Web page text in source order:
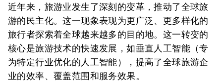
近年来，旅游业发生了深刻的变革，推动了全球旅
游的民主化。这一现象表现为更广泛、更多样化的
旅行者探索着全球越来越多的目的地。这一转变的
核心是旅游技术的快速发展，如垂直人工智能（专
为特定行业优化的人工智能），提高了全球旅游企
业的效率、覆盖范围和服务效果。